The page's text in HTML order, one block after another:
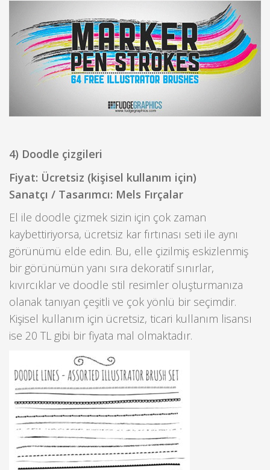
4) Doodle çizgileri
Fiyat: Ücretsiz (kişisel kullanım için)
Sanatçı / Tasarımcı: Mels Fırçalar
El ile doodle çizmek sizin için çok zaman
kaybettiriyorsa, ücretsiz kar fırtınası seti ile aynı
görünümü elde edin. Bu, elle çizilmiş eskizlenmiş
bir görünümün yanı sıra dekoratif sınırlar,
kıvırcıklar ve doodle stil resimler oluşturmanıza
olanak tanıyan çeşitli ve çok yönlü bir seçimdir.
Kişisel kullanım için ücretsiz, ticari kullanım lisansı
ise 20 TL gibi bir fiyata mal olmaktadır.